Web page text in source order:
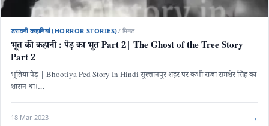
डरावनी कहानियां (HORROR STORIES)7 मिनट
भूत की कहानी : पेड़ का भूत Part 2| The Ghost of the Tree Story
Part 2
भूतिया पेड़ | Bhootiya Ped Story In Hindi सुल्तानपुर शहर पर कभी राजा समशेर सिंह का
शासन था।…
18 Mar 2023 →